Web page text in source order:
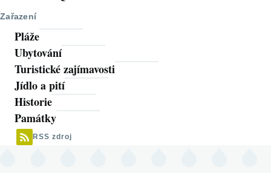
Zařazení
Pláže
Ubytování
Turistické zajímavosti
Jídlo a pití
Historie
Památky
RSS zdroj